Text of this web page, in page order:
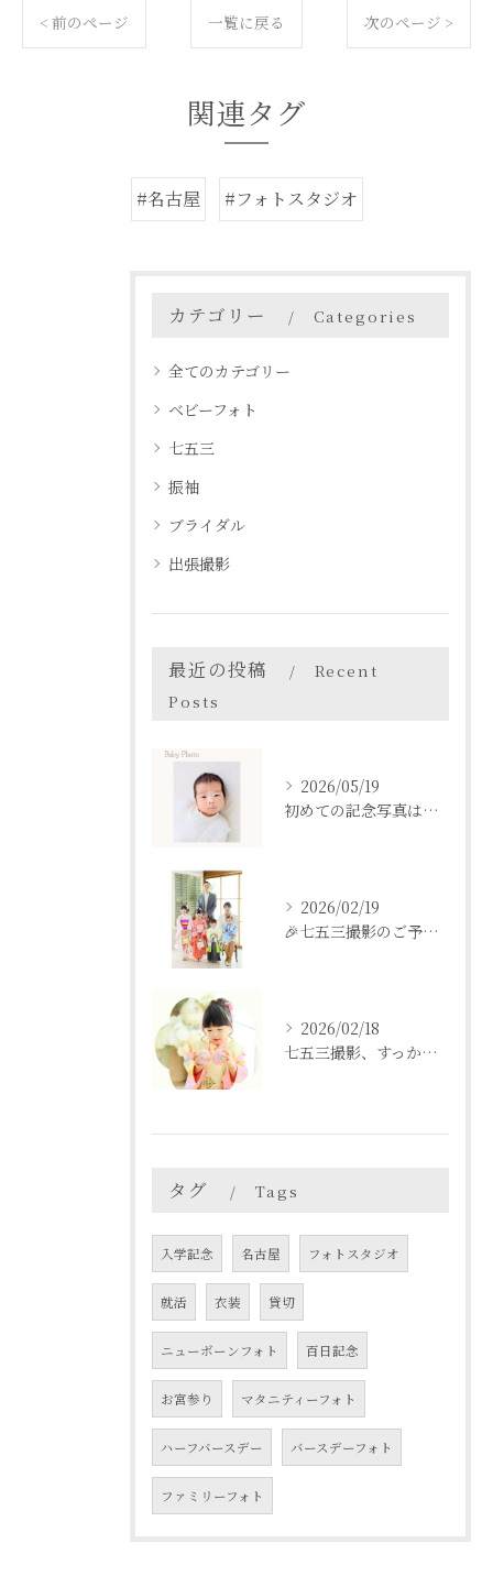
< 前のページ 一覧に戻る 次のページ >
関連タグ
#名古屋 #フォトスタジオ
カテゴリー Categories
全てのカテゴリー
ベビーフォト
七五三
振袖
ブライダル
出張撮影
最近の投稿
Recent
Posts
2026/05/19
初めての記念写真はは、DEAR STUDIOで。
2026/02/19
🎉七五三撮影のご予約をご検討中の方へ🎉
2026/02/18
七五三撮影、すっかり忘れてた💦という方も
タグ Tags
入学記念 名古屋 フォトスタジオ
就活 衣装 貸切
ニューボーンフォト 百日記念
お宮参り マタニティーフォト
ハーフバースデー バースデーフォト
ファミリーフォト